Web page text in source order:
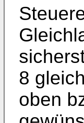
8
oben